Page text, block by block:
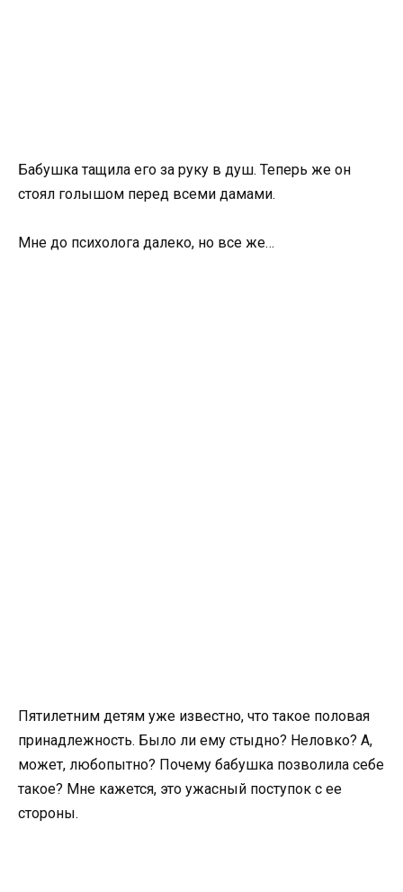
Бабушка тащила его за руку в душ. Теперь же он
стоял голышом перед всеми дамами.
Мне до психолога далеко, но все же…
Пятилетним детям уже известно, что такое половая
принадлежность. Было ли ему стыдно? Неловко? А,
может, любопытно? Почему бабушка позволила себе
такое? Мне кажется, это ужасный поступок с ее
стороны.